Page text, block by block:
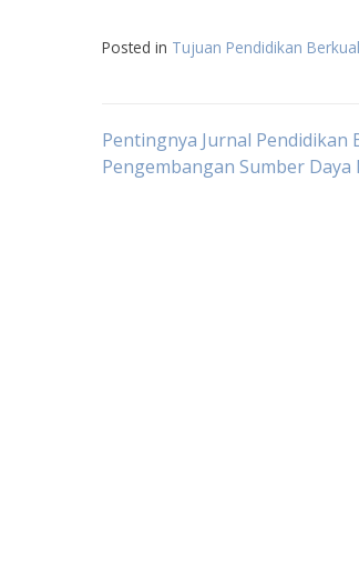
Posted in Tujuan Pendidikan
Post
Pentingnya Jurnal Pendidikan
Pengembangan Sumber Daya